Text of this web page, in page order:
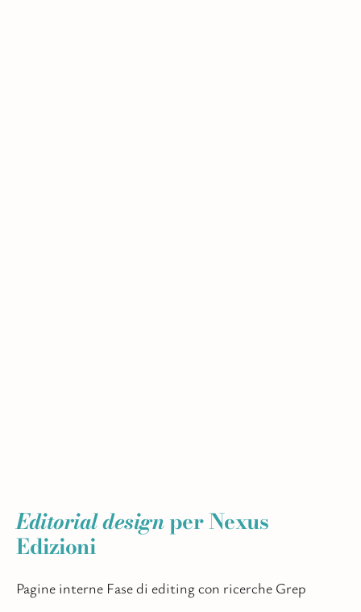
Editorial designper Nexus
Edizioni
Pagine interne Fase di editing con ricerche Grep